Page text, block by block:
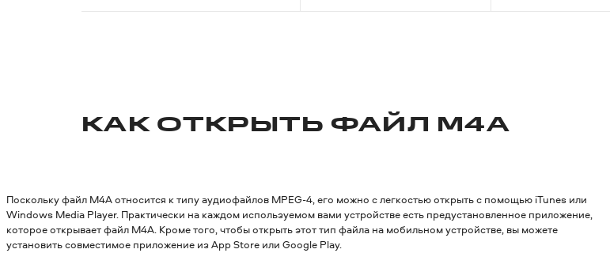
КАК ОТКРЫТЬ ФАЙЛ M4A
Поскольку файл M4A относится к типу аудиофайлов MPEG-4, его можно с легкостью открыть с помощью iTunes или
Windows Media Player. Практически на каждом используемом вами устройстве есть предустановленное приложение,
которое открывает файл M4A. Кроме того, чтобы открыть этот тип файла на мобильном устройстве, вы можете
установить совместимое приложение из App Store или Google Play.